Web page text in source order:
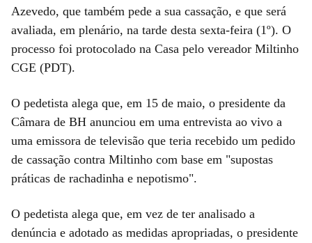
Azevedo, que também pede a sua cassação, e que será
avaliada, em plenário, na tarde desta sexta-feira (1º). O
processo foi protocolado na Casa pelo vereador Miltinho
CGE (PDT).
O pedetista alega que, em 15 de maio, o presidente da
Câmara de BH anunciou em uma entrevista ao vivo a
uma emissora de televisão que teria recebido um pedido
de cassação contra Miltinho com base em "supostas
práticas de rachadinha e nepotismo".
O pedetista alega que, em vez de ter analisado a
denúncia e adotado as medidas apropriadas, o presidente